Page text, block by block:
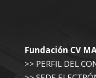
Fundación CV
>> PERFIL DEL